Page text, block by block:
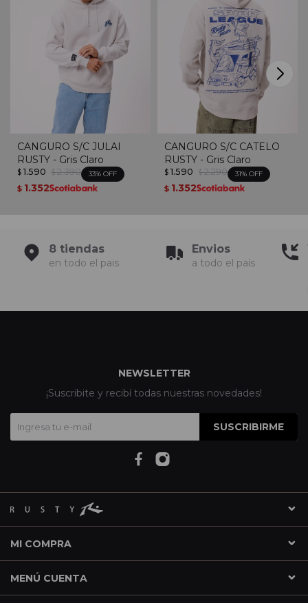
CANGURO S/C JULAI
RUSTY - Gris Claro
$ 1.590 $ 2.390 33
$ 1.352
CANGURO S/C CATELO
RUSTY - Gris Claro
$ 1.590 $ 2.290 31
$ 1.352
8 tiendas
en todo el pais
Envios
a todo el país
MI COMPRA
MENÚ CUENTA
NEWSLETTER
¡Suscribite y recibí todas nuestras novedades!
SUSCRIBIRME